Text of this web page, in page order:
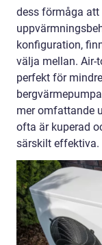
dess förmåga
konfiguration,
välja mellan. Air-
perfekt för
mer omfattande
ofta är kuperad
särskilt effektiva.